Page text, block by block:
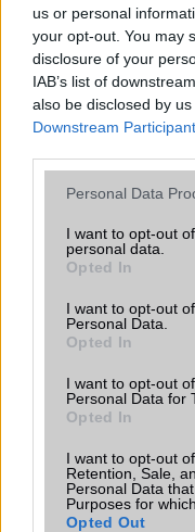
us or personal
your opt-out. You may
disclosure of your
IAB’s list of
also be disclosed by
Downstream
Please note that this
not limited to your visit
grant or deny consent
use your data for
consent section.
Personal Data
I want to opt-out
personal data.
Opted In
I want to opt-out
Personal Data.
Opted In
I want to opt-out
Personal Data for
Opted In
I want to opt-out
Retention, Sale,
Personal Data
Purposes for
Opted Out
iPhone
rántja le
A szeptemberi
mellett a régóta
bemutatkozhat,
találgatások
Az
funkció,
meg a
Sok felhasználó
Android már évek
Ez a
sokan
Az Edge Panel az